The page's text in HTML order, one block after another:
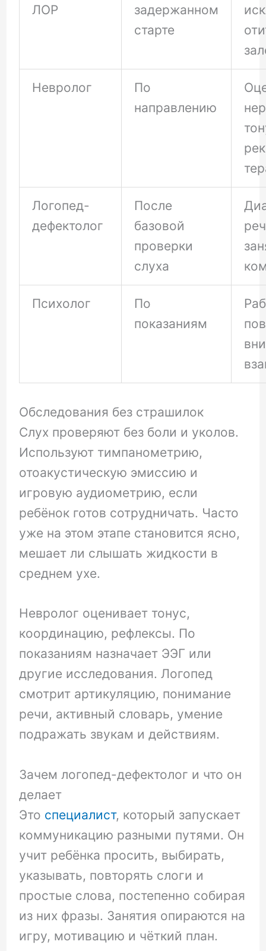
ЛОР
задержанном
старте
Невролог
По
направлению
Логопед-
дефектолог
После
базовой
проверки
слуха
Психолог
По
показаниям
Обследования без страшилок
Слух проверяют без боли и уколов.
Используют тимпанометрию,
отоакустическую эмиссию и
игровую аудиометрию, если
ребёнок готов сотрудничать. Часто
уже на этом этапе становится ясно,
мешает ли слышать жидкости в
среднем ухе.
Невролог оценивает тонус,
координацию, рефлексы. По
показаниям назначает ЭЭГ или
другие исследования. Логопед
смотрит артикуляцию, понимание
речи, активный словарь, умение
подражать звукам и действиям.
Зачем логопед-дефектолог и что он
делает
Это специалист, который запускает
коммуникацию разными путями. Он
учит ребёнка просить, выбирать,
указывать, повторять слоги и
простые слова, постепенно собирая
из них фразы. Занятия опираются на
игру, мотивацию и чёткий план.